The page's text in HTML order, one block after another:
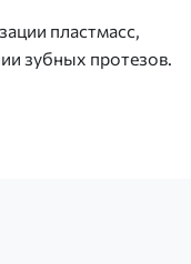
пластмасс,
зубных протезов.